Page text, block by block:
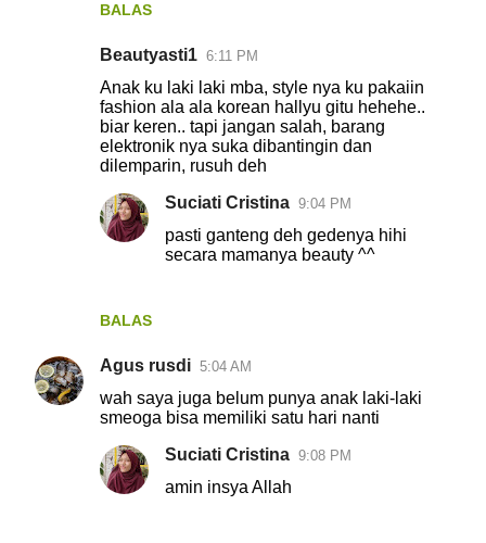
BALAS
Beautyasti1 6:11 PM
Anak ku laki laki mba, style nya ku pakaiin
fashion ala ala korean hallyu gitu hehehe..
biar keren.. tapi jangan salah, barang
elektronik nya suka dibantingin dan
dilemparin, rusuh deh
BALAS
Suciati Cristina 9:04 PM
pasti ganteng deh gedenya hihi
secara mamanya beauty ^^
Agus rusdi 5:04 AM
wah saya juga belum punya anak laki-laki
smeoga bisa memiliki satu hari nanti
Suciati Cristina 9:08 PM
amin insya Allah